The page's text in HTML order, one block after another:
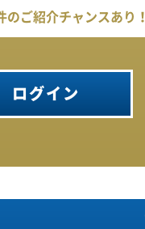
ご紹介チャンスあり！
ログイン